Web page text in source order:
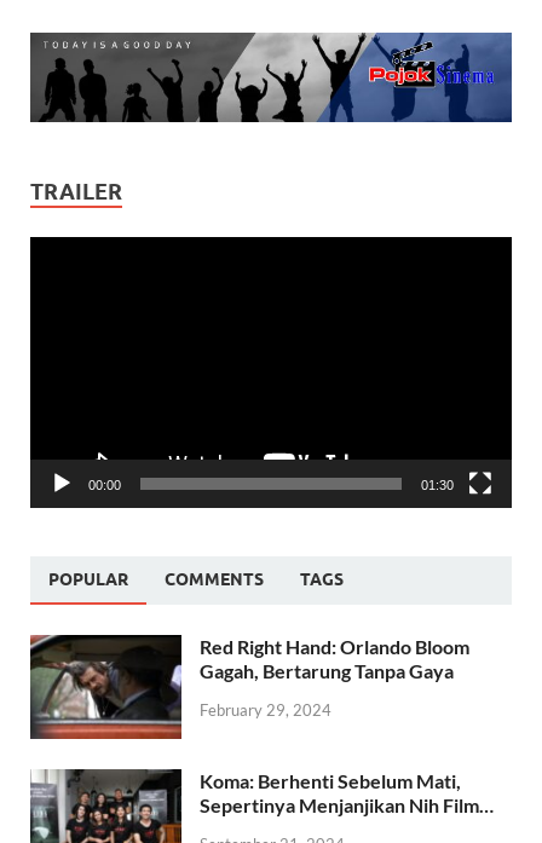
TRAILER
00:00 01:30
POPULAR COMMENTS TAGS
Red Right Hand: Orlando Bloom
Gagah, Bertarung Tanpa Gaya
February 29, 2024
Koma: Berhenti Sebelum Mati,
Sepertinya Menjanjikan Nih Film…